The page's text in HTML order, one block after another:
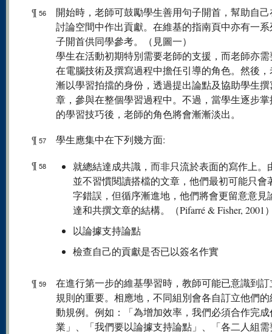
¶ 56
開始時，老師可鼓勵學生善用句子開首，幫助自
討論空間中作出貢獻。在維基的指南頁中亦有一
子開首供同學參考。（見圖一）
學生在活動初期特別需要老師的支援，而老師亦
在電腦技術及撰寫過程中擔任引導的角色。然後
漸以學習拍擋的身份，透過提出論點及協助學生撰
章，參與在整個學習過程中。不過，當學生逐步
的學習技巧後，老師的角色將會漸漸淡出。
¶ 57
學生應集中在下列幾方面:
¶ 58
就總結達成共識，而非只流於表面的寫作上。
並不習慣閱讀搭檔的文章，他們最初可能只會
字錯誤，但循序漸進地，他們將會更留意意見
達和共撰文章的結構。（Pifarré & Fisher, 2001
以論據支持論點
檢查自己的貢獻是否已以簽名作實
¶ 59
在進行第一步的維基學習時，教師可能已意識到
規則的重要。相應地，不同組別會各自訂立他們
動規例。例如：「為增加效率，我們必須合作完成
業」、「我們要以論據支持論點」、「各二人組